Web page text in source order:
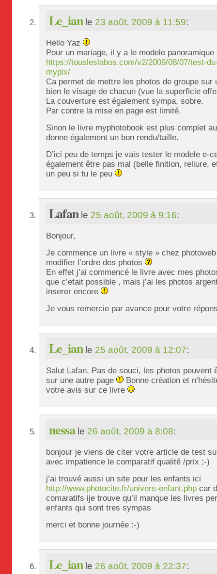
Le_ian le 23 août, 2009 à 11:59:
Hello Yaz
Pour un mariage, il y a le modele
https://tousleslabos.com/v2/2009/08/07/test-
mypix/
Ca permet de mettre les photos de groupe sur
bien le visage de chacun (vue la superficie
La couverture est également sympa, sobre.
Par contre la mise en page est limité.
Sinon le livre myphotobook est plus complet
donne également un bon rendu/taille.
D’ici peu de temps je vais tester le modele e-
également être pas mal (belle finition, reliure,
un peu si tu le peu
Lafan le 25 août, 2009 à 9:16:
Bonjour,
Je commence un livre « style » chez
modifier l’ordre des photos
En effet j’ai commencé le livre avec mes
que c’etait possible , mais j’ai les photos
inserer encore
Je vous remercie par avance pour votre
Le_ian le 25 août, 2009 à 12:07:
Salut Lafan, Pas de souci, les photos peuvent
sur une autre page
Bonne création et
votre avis sur ce livre
nessale 26 août, 2009 à 8:08:
bonjour je viens de citer votre article de test
avec impatience le comparatif qualité /prix ;-)
j’ai trouvé aussi un site pour les enfants ici
http://www.photocite.fr/univers-enfant.php car
comaratifs ije trouve qu’il manque les livres
enfants qui sont tres sympas
merci et bonne journée :-)
Le_ian le 26 août, 2009 à 22:37: